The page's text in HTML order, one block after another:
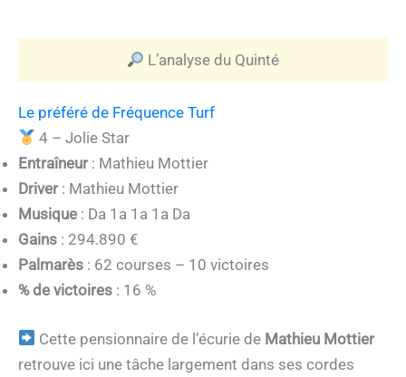
L’analyse du Quinté
Le préféré de Fréquence Turf
4 – Jolie Star
Entraîneur: Mathieu Mottier
Driver: Mathieu Mottier
Musique : Da 1a 1a 1a Da
Gains : 294.890 €
Palmarès : 62 courses – 10 victoires
% de victoires : 16 %
Cette pensionnaire de l’écurie de Mathieu Mottier
retrouve ici une tâche largement dans ses cordes